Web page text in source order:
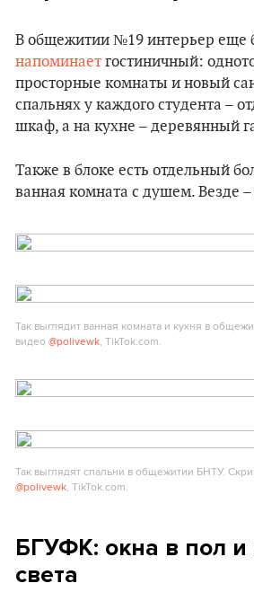
В общежитии №19 интерьер еще
напоминает гостиничный:
просторные комнаты и новый
спальнях у каждого студента –
шкаф, а на кухне – деревянный
Также в блоке есть отдельный
ванная комната с душем. Везде –
Так выглядит ванная комната и кухня в
видео @polivewk, TikTok.com.
Так выглядят спальни в общежитии БНТУ.
@polivewk, TikTok.com.
БГУФК: окна в пол и
света